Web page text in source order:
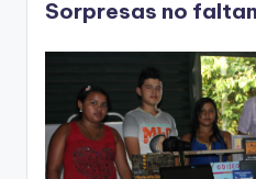
Sorpresas no